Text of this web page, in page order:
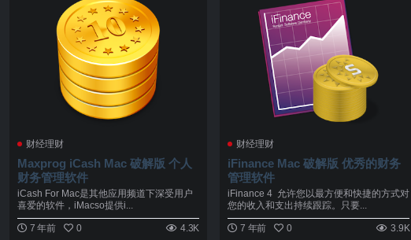
财经理财
Maxprog iCash Mac 破解版 个人
财务管理软件
iCash For Mac是其他应用频道下深受用户
喜爱的软件，iMacso提供i...
7 年前 0 4.3K
财经理财
iFinance Mac 破解版 优秀的财务
管理软件
iFinance 4 允许您以最方便和快捷的方式对
您的收入和支出持续跟踪。只要...
7 年前 0 3.9K